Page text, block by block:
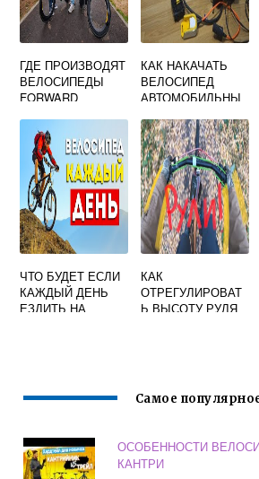
ГДЕ ПРОИЗВОДЯТ
ВЕЛОСИПЕДЫ
FORWARD
КАК НАКАЧАТЬ
ВЕЛОСИПЕД
АВТОМОБИЛЬНЫ
ЧТО БУДЕТ ЕСЛИ
КАЖДЫЙ ДЕНЬ
ЕЗДИТЬ НА
КАК
ОТРЕГУЛИРОВАТ
Ь ВЫСОТУ РУЛЯ
Самое
ОСОБЕННОСТИ
КАНТРИ